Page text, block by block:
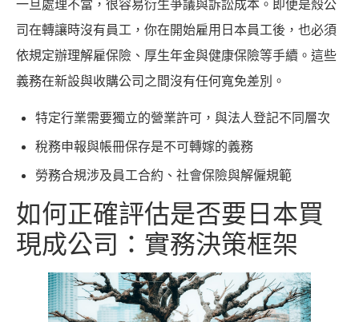
一旦處理不當，很容易衍生爭議與訴訟成本。即便是殼公
司在轉讓時沒有員工，你在開始雇用日本員工後，也必須
依規定辦理解雇保險、厚生年金與健康保險等手續。這些
義務在新設與收購公司之間沒有任何寬免差別。
特定行業需要獨立的營業許可，與法人登記不同層次
稅務申報與帳冊保存是不可轉嫁的義務
勞務合規涉及員工合約、社會保險與解僱規範
如何正確評估是否要日本買
現成公司：實務決策框架